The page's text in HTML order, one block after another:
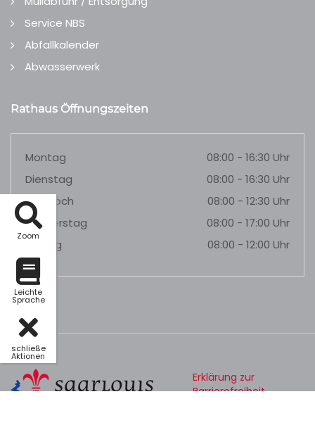
Zoom
Leichte
Sprache
schließe
Aktionen
Service NBS
Abfallkalender
Abwasserwerk
Rathaus Öffnungszeiten
Montag
08:00 - 16:30 Uhr
Dienstag
08:00 - 16:30 Uhr
Mittwoch
08:00 - 12:30 Uhr
Donnerstag
08:00 - 17:00 Uhr
Freitag
08:00 - 12:00 Uhr
Erklärung zur
Barrierefreiheit